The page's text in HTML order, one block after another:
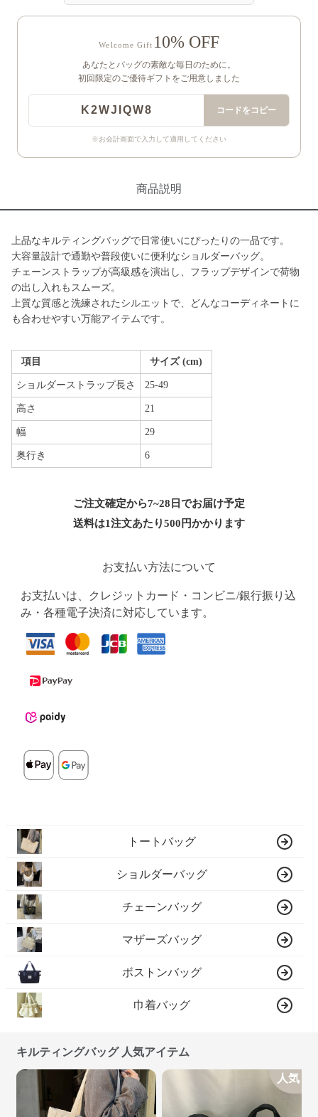
Welcome Gift 10% OFF
あなたとバッグの素敵な毎日のために。
初回限定のご優待ギフトをご用意しました
K2WJIQW8 コードをコピー
※お会計画面で入力して適用してください
商品説明
上品なキルティングバッグで日常使いにぴったりの一品です。
大容量設計で通勤や普段使いに便利なショルダーバッグ。
チェーンストラップが高級感を演出し、フラップデザインで荷物
の出し入れもスムーズ。
上質な質感と洗練されたシルエットで、どんなコーディネートに
も合わせやすい万能アイテムです。
項目 サイズ (cm)
ショルダーストラップ長さ 25-49
高さ 21
幅 29
奥行き 6
ご注文確定から7~28日でお届け予定
送料は1注文あたり500 円かかります
お支払い方法について
お支払いは、クレジットカード・コンビニ/銀行振り込
み・各種電子決済に対応しています。
トートバッグ
ショルダーバッグ
チェーンバッグ
マザーズバッグ
ボストンバッグ
巾着バッグ
キルティングバッグ 人気アイテム
人気